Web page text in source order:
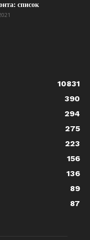
список
10831
390
294
275
223
156
136
89
87